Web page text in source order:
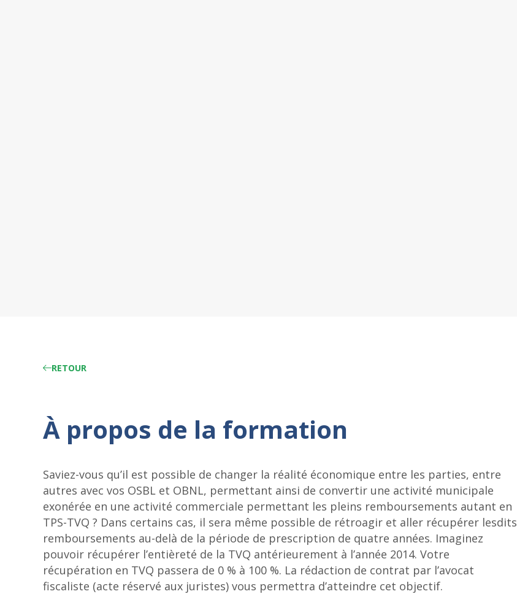
RETOUR
À propos de la formation
Saviez-vous qu’il est possible de changer la réalité économique entre les parties, entre
autres avec vos OSBL et OBNL, permettant ainsi de convertir une activité municipale
exonérée en une activité commerciale permettant les pleins remboursements autant en
TPS-TVQ ? Dans certains cas, il sera même possible de rétroagir et aller récupérer lesdits
remboursements au-delà de la période de prescription de quatre années. Imaginez
pouvoir récupérer l’entièreté de la TVQ antérieurement à l’année 2014. Votre
récupération en TVQ passera de 0 % à 100 %. La rédaction de contrat par l’avocat
fiscaliste (acte réservé aux juristes) vous permettra d’atteindre cet objectif.